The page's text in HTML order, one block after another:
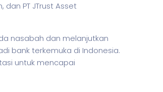
PT JTrust Asset
nasabah dan melanjutkan
bank terkemuka di Indonesia.
untuk mencapai